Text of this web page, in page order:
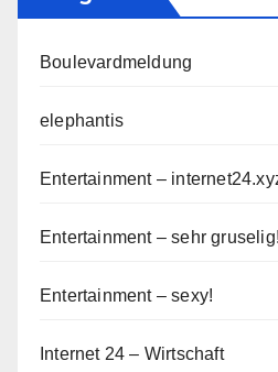
Boulevardmeldung
elephantis
Entertainment –
Entertainment – sehr gruselig!
Entertainment – sexy!
Internet 24 – Wirtschaft